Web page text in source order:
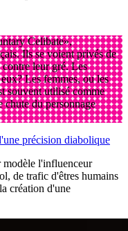
Celibate»,
Ils se voient privés de
leur gré. Les
Les femmes, ou les
souvent utilisé comme
chute du personnage
précision diabolique
modèle l'influenceur
de trafic d'êtres humains
création d'une